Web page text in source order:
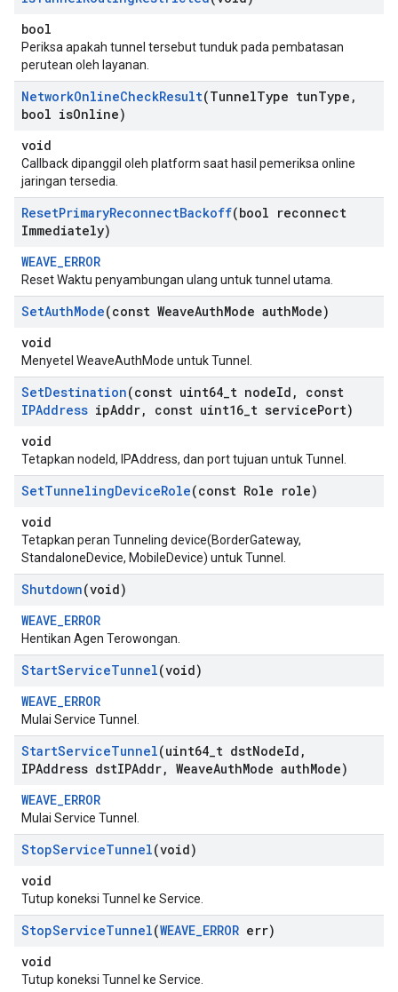
bool
Periksa apakah tunnel tersebut tunduk pada pembatasan
perutean oleh layanan.
NetworkOnlineCheckResult(TunnelType tunType ,
bool isOnline)
void
Callback dipanggil oleh platform saat hasil pemeriksa online
jaringan tersedia.
ResetPrimaryReconnectBackoff(bool reconnect
Immediately)
WEAVE_ERROR
Reset Waktu penyambungan ulang untuk tunnel utama.
SetAuthMode(const WeaveAuthMode authMode)
void
Menyetel WeaveAuthMode untuk Tunnel.
SetDestination(const uint64 t nodeId ,
const
IPAddress ipAddr, const uint16 t servicePort)
void
Tetapkan nodeId, IPAddress, dan port tujuan untuk Tunnel.
SetTunnelingDeviceRole(const Role role)
void
Tetapkan peran Tunneling device(BorderGateway,
StandaloneDevice, MobileDevice) untuk Tunnel.
Shutdown(void)
WEAVE_ERROR
Hentikan Agen Terowongan.
StartServiceTunnel(void)
WEAVE_ERROR
Mulai Service Tunnel.
StartServiceTunnel(uint64 t dstNodeId ,
IPAddress dstIPAddr, WeaveAuthMode authMode)
WEAVE_ERROR
Mulai Service Tunnel.
StopServiceTunnel(void)
void
Tutup koneksi Tunnel ke Service.
StopServiceTunnel(WEAVE_ERROR err)
void
Tutup koneksi Tunnel ke Service.